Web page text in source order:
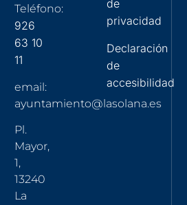
Teléfono:
926
63 10
11
email:
ayuntamiento@lasolana.es
Pl.
Mayor,
1,
13240
La
de
privacidad
Declaración
de
accesibilidad